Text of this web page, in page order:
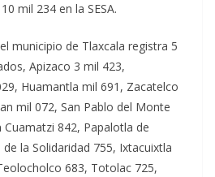
mil 234 en la SESA.
municipio de Tlaxcala registra 5
Apizaco 3 mil 423,
Huamantla mil 691, Zacatelco
mil 072, San Pablo del Monte
Cuamatzi 842, Papalotla de
la Solidaridad 755, Ixtacuixtla
683, Totolac 725,